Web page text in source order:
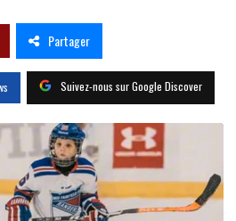
Partager
Suivez-nous sur Google Discover